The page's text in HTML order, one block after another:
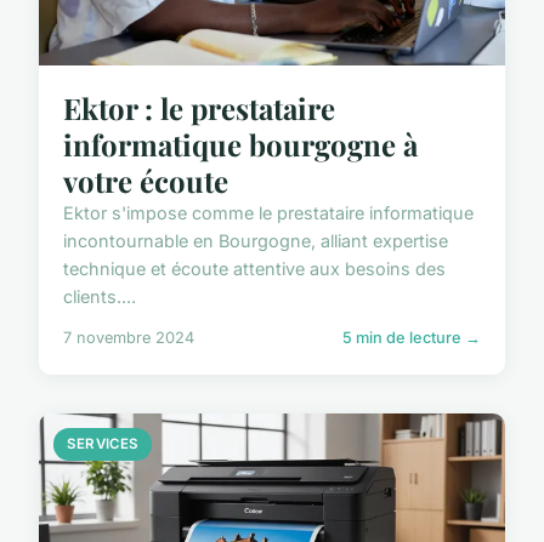
Ektor : le prestataire
informatique bourgogne à
votre écoute
Ektor s'impose comme le prestataire informatique
incontournable en Bourgogne, alliant expertise
technique et écoute attentive aux besoins des
clients....
7 novembre 2024 5 min de lecture →
SERVICES